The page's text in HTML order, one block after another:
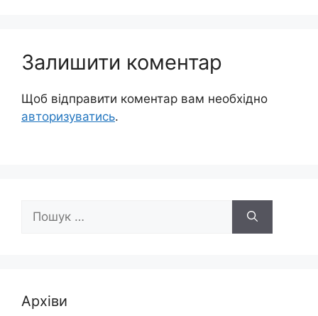
Залишити коментар
Щоб відправити коментар вам необхідно
авторизуватись.
Пошук:
Архіви